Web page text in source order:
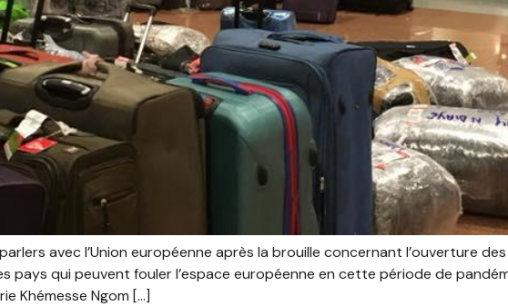
avec l’Union européenne après la brouille concernant l’ouverture
pays qui peuvent fouler l’espace européenne en cette période de
Khémesse Ngom […]